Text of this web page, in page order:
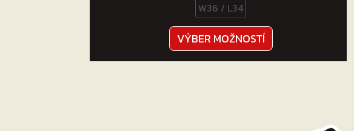
W36 / L34
VÝBER MOŽNOSTÍ
produkt
má